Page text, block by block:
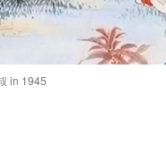
in 1945